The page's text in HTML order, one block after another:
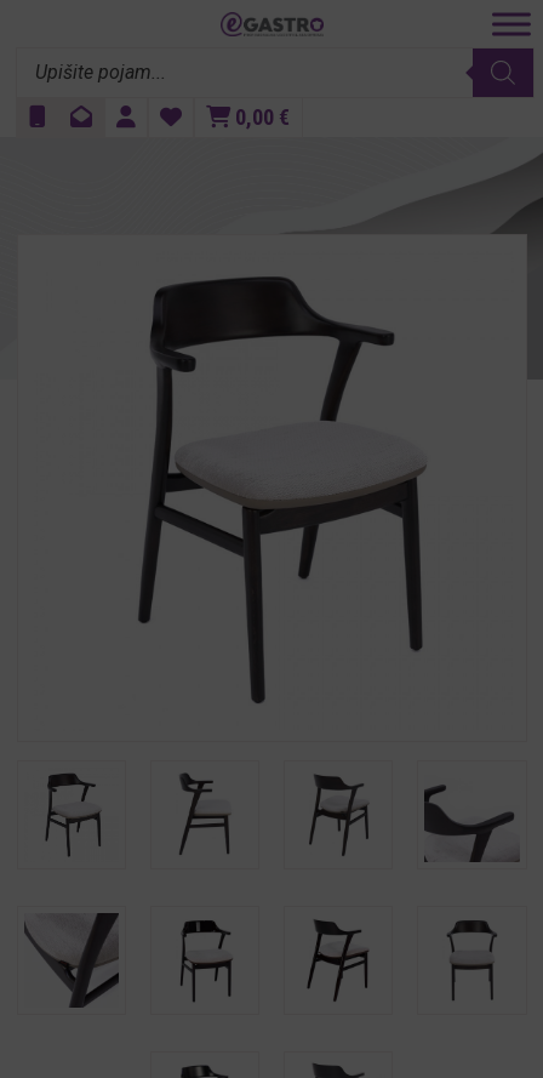
search
0,00 €